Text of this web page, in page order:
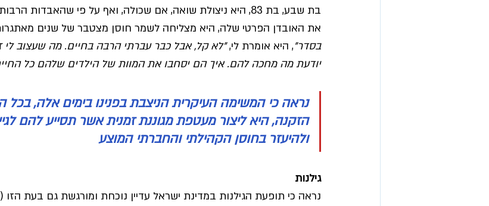
בת שבע, בת 83, היא ניצולת שואה, אם שכולה, ואף על פי שהאבדות
את האובדן הפרטי שלה, היא מצליחה לשמר חוסן מצטבר של שנים
בסדר", היא אומרת לי, "לא קל, אבל כבר עברתי הרבה בחיים. מה שעצוב לי
יודעת מה מחכה להם. איך הם יסחבו את המוות של הילדים שלהם כל
נראה כי המשימה העיקרית הניצבת בפנינו בימים אלה, בכל
הזקנה, היא ליצור מעטפת מגוננת זמנית אשר תסייע להם
ולהיעזר בחוסן הקהילתי והחברתי המוצע
גילנות